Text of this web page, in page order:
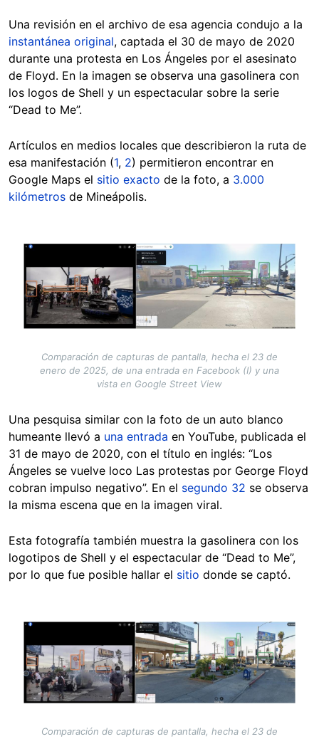
Una revisión en el archivo de esa agencia condujo a la
instantánea original, captada el 30 de mayo de 2020
durante una protesta en Los Ángeles por el asesinato
de Floyd. En la imagen se observa una gasolinera con
los logos de Shell y un espectacular sobre la serie
“Dead to Me”.
Artículos en medios locales que describieron la ruta de
esa manifestación (1, 2) permitieron encontrar en
Google Maps el sitio exacto de la foto, a 3.000
kilómetros de Mineápolis.
Image
Comparación de capturas de pantalla, hecha el 23 de
enero de 2025, de una entrada en Facebook (I) y una
vista en Google Street View
Una pesquisa similar con la foto de un auto blanco
humeante llevó a una entrada en YouTube, publicada el
31 de mayo de 2020, con el título en inglés: “Los
Ángeles se vuelve loco Las protestas por George Floyd
cobran impulso negativo”. En el segundo 32 se observa
la misma escena que en la imagen viral.
Esta fotografía también muestra la gasolinera con los
logotipos de Shell y el espectacular de “Dead to Me”,
por lo que fue posible hallar el sitio donde se captó.
Image
Comparación de capturas de pantalla, hecha el 23 de